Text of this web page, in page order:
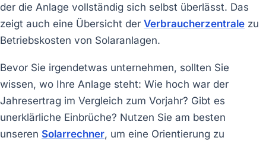
der die Anlage vollständig sich selbst überlässt. Das
zeigt auch eine Übersicht der Verbraucherzentrale zu
Betriebskosten von Solaranlagen.
Bevor Sie irgendetwas unternehmen, sollten Sie
wissen, wo Ihre Anlage steht: Wie hoch war der
Jahresertrag im Vergleich zum Vorjahr? Gibt es
unerklärliche Einbrüche? Nutzen Sie am besten
unseren Solarrechner, um eine Orientierung zu